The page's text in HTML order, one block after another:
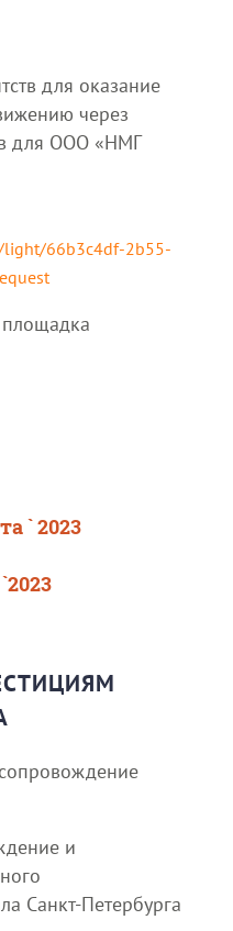
для оказание
через
для ООО «НМГ
light/66b3c4df-2b55-
` 2023
и
Санкт-Петербурга